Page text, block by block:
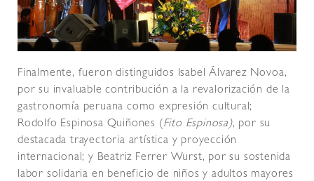
Finalmente, fueron distinguidos Isabel Álvarez Novoa,
por su invaluable contribución a la revalorización de la
gastronomía peruana como expresión cultural;
Rodolfo Espinosa Quiñones (Fito Espinosa), por su
destacada trayectoria artística y proyección
internacional; y Beatriz Ferrer Wurst, por su sostenida
labor solidaria en beneficio de niños y adultos mayores